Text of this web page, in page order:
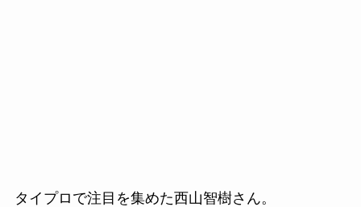
タイプロで注目を集めた西山智樹さん。